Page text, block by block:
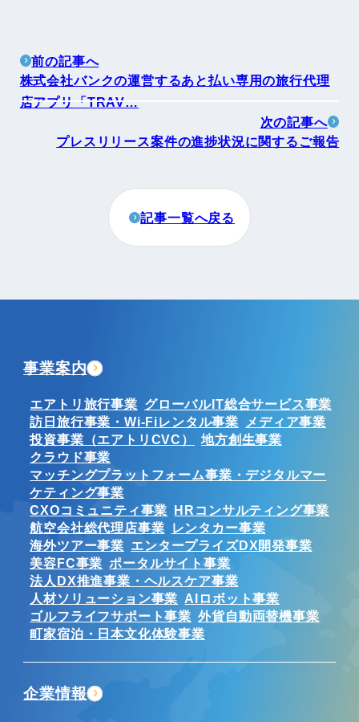
前の記事へ
株式会社バンクの運営するあと払い専用の旅行代理
店アプリ「TRAV…
次の記事へ
プレスリリース案件の進捗状況に関するご報告
記事一覧へ戻る
事業案内
エアトリ旅行事業 グローバルIT総合サービス事業
訪日旅行事業・Wi-Fiレンタル事業
メディア事業
投資事業（エアトリCVC）
地方創生事業
クラウド事業
マッチングプラットフォーム事業・デジタルマー
ケティング事業
CXOコミュニティ事業
HRコンサルティング事業
航空会社総代理店事業
レンタカー事業
海外ツアー事業 エンタープライズDX開発事業
美容FC事業 ポータルサイト事業
法人DX推進事業・ヘルスケア事業
人材ソリューション事業 AIロボット事業
ゴルフライフサポート事業 外貨自動両替機事業
町家宿泊・日本文化体験事業
企業情報